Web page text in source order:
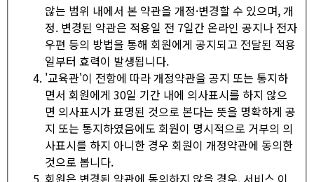
않는 범위 내에서 본 약관을 개정·변경할 수 있으며, 개
정. 변경된 약관은 적용일 전 7일간 온라인 공지나 전자
우편 등의 방법을 통해 회원에게 공지되고 전달된 적용
일부터 효력이 발생됩니다.
'교육관'이 전항에 따라 개정약관을 공지 또는 통지하
면서 회원에게 30일 기간 내에 의사표시를 하지 않으
면 의사표시가 표명된 것으로 본다는 뜻을 명확하게 공
지 또는 통지하였음에도 회원이 명시적으로 거부의 의
사표시를 하지 아니한 경우 회원이 개정약관에 동의한
것으로 봅니다.
회원은 변경된 약관에 동의하지 않을 경우, 서비스 이